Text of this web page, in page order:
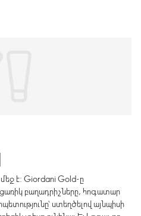
է: Giordani Gold-ը
բաղադրիչները, հոգատար
ստեղծելով այնպիսի